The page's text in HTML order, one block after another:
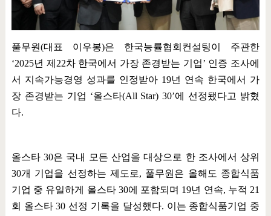
풀무원(대표 이우봉)은 한국능률협회컨설팅이 주관한
‘2025년 제 22차 한국에서 가장 존경받는 기업’ 인증 조사에
서 지속가능경영 성과를 인정받아 19년 연속 한국에서 가
장 존경받는 기업 ‘올스타(All Star) 30’에 선정됐다고 밝혔
다.
올스타30은 국내 모든 산업을 대상으로 한 조사에서 상위
30개 기업을 선정하는 제도로, 풀무원은 올해도 종합식품
기업 중 유일하게 올스타 30에 포함되며 19년 연속, 누적 21
회 올스타30 선정 기록을 달성했다. 이는 종합식품기업 중